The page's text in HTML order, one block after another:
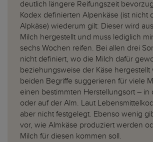
deutlich längere Reifungszeit
Kodex definierten Alpenkäse (ist nicht
Alpkäse) wiederum gilt: Dieser wird
Milch hergestellt und muss lediglich
sechs Wochen reifen. Bei allen drei
nicht definiert, wo die Milch dafür
beziehungsweise der Käse hergestellt
beiden Begriffe suggerieren für viele
einen bestimmten Herstellungsort – in
oder auf der Alm. Laut
aber nicht festgelegt. Ebenso wenig
vor, wie Almkäse produziert werden
Milch für diesen kommen soll.